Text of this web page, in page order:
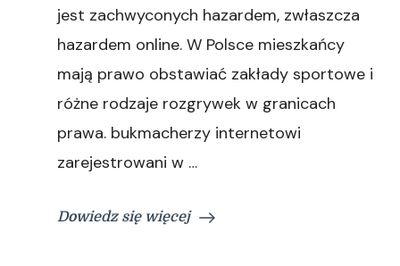
Polsce
jest zachwyconych hazardem, zwłaszcza
hazardem online. W Polsce mieszkańcy
mają prawo obstawiać zakłady sportowe i
różne rodzaje rozgrywek w granicach
prawa. bukmacherzy internetowi
zarejestrowani w …
Dowiedz się więcej